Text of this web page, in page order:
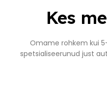
Kes
Omame rohkem kui
spetsialiseerunud just